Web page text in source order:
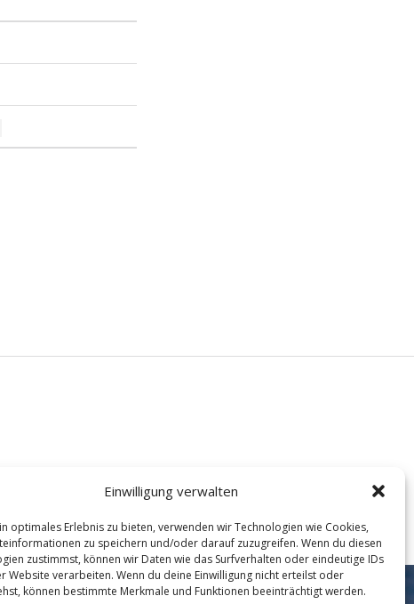
Einwilligung verwalten
optimales Erlebnis zu bieten, verwenden wir Technologien wie Cookies,
zu speichern und/oder darauf zuzugreifen. Wenn du diesen
zustimmst, können wir Daten wie das Surfverhalten oder eindeutige IDs
Website verarbeiten. Wenn du deine Einwilligung nicht erteilst oder
können bestimmte Merkmale und Funktionen beeinträchtigt werden.